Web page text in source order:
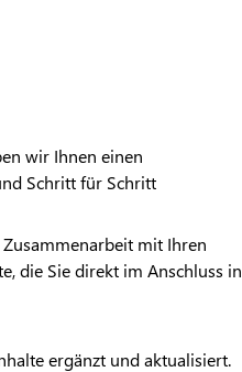
wir Ihnen einen
Schritt für Schritt
mit Ihren
die Sie direkt im Anschluss in
ergänzt und aktualisiert.